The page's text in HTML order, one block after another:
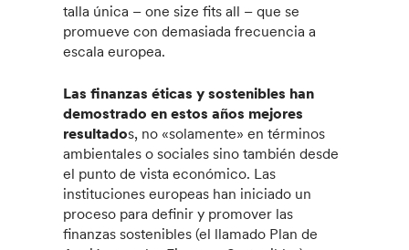
talla única – one size fits all – que se
promueve con demasiada frecuencia a
escala europea.
Las finanzas éticas y sostenibles han
demostrado en estos años mejores
resultados, no «solamente» en términos
ambientales o sociales sino también desde
el punto de vista económico. Las
instituciones europeas han iniciado un
proceso para definir y promover las
finanzas sostenibles (el llamado Plan de